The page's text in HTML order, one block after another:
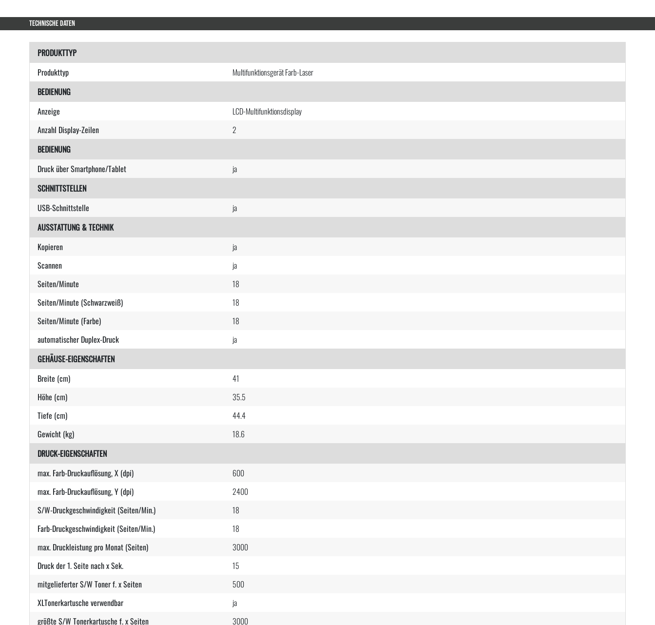
TECHNISCHE DATEN
PRODUKTTYP
Produkttyp
Multifunktionsgerät Farb-Laser
BEDIENUNG
Anzeige
LCD-Multifunktionsdisplay
Anzahl Display-Zeilen
2
BEDIENUNG
Druck über Smartphone/Tablet
ja
SCHNITTSTELLEN
USB-Schnittstelle
ja
AUSSTATTUNG & TECHNIK
Kopieren
ja
Scannen
ja
Seiten/Minute
18
Seiten/Minute (Schwarzweiß)
18
Seiten/Minute (Farbe)
18
automatischer Duplex-Druck
ja
GEHÄUSE-EIGENSCHAFTEN
Breite (cm)
41
Höhe (cm)
35.5
Tiefe (cm)
44.4
Gewicht (kg)
18.6
DRUCK-EIGENSCHAFTEN
max. Farb-Druckauflösung, X (dpi)
600
max. Farb-Druckauflösung, Y (dpi)
2400
S/W-Druckgeschwindigkeit (Seiten/Min.)
18
Farb-Druckgeschwindigkeit (Seiten/Min.)
18
max. Druckleistung pro Monat (Seiten)
3000
Druck der 1. Seite nach x Sek.
15
mitgelieferter S/W Toner f. x Seiten
500
XLTonerkartusche verwendbar
ja
größte S/W Tonerkartusche f. x Seiten
3000